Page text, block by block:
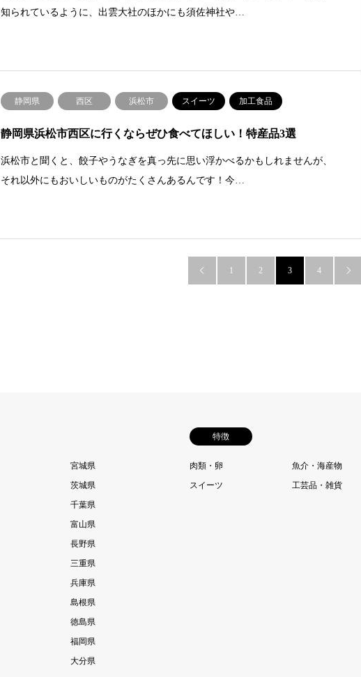
知られているように、出雲大社のほかにも須佐神社や…
静岡県 西区 浜松市 スイーツ 加工食品
静岡県浜松市西区に行くならぜひ食べてほしい！特産品3選
浜松市と聞くと、餃子やうなぎを真っ先に思い浮かべるかもしれませんが、
それ以外にもおいしいものがたくさんあるんです！今…
 1 2 3 4 
宮城県
茨城県
千葉県
富山県
長野県
三重県
兵庫県
島根県
徳島県
福岡県
大分県
特徴
肉類・卵 魚介・海産物
スイーツ
工芸品・雑貨